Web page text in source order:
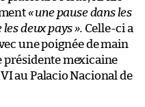
«une pause dans les
deux pays». Celle-ci a
une poignée de main
présidente mexicaine
au Palacio Nacional de